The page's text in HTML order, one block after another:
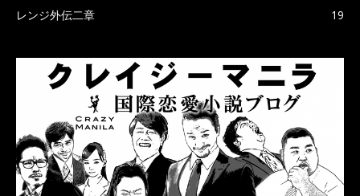
レンジ外伝二章
19